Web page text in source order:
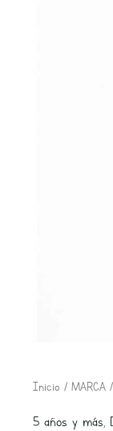
Inicio / MARCA/
5 años y más,